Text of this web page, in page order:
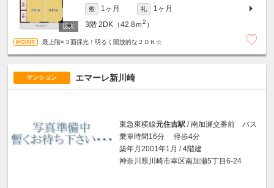
敷 1ヶ月 礼
1ヶ月
3階 2DK（42.8ｍ2 ）
最上階×３面採光！明るく開放的な２ＤＫ☆
マンション エマーレ新川崎
東急東横線元住吉駅 / 南加瀬交番前 バス
乗車時間16分 停歩4分
築年月2001年1月 / 4階建
神奈川県川崎市幸区南加瀬5丁目6-24